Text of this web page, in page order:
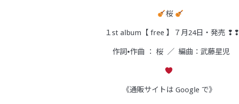
桜
１st album【 free 】７月24日・発売 ❢❢
作詞•作曲 ： 桜 ／ 編曲：武藤星児
《通販サイトは Google で》